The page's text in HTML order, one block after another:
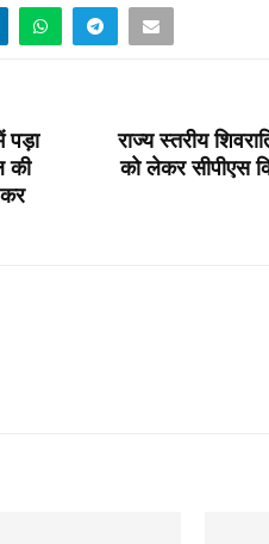
पड़ा
की
राज्य स्तरीय
को लेकर सीपीएस